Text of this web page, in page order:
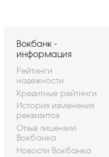
Вокбанк -
информация
Рейтинги
надежности
Кредитные рейтинги
История изменения
реквизитов
Отзыв лицензии
Вокбанка
Новости Вокбанка